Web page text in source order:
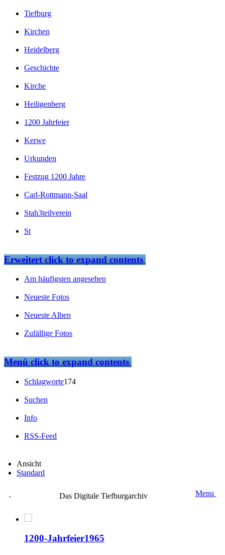
Tiefburg
Kirchen
Heidelberg
Geschichte
Kirche
Heiligenberg
1200 Jahrfeier
Kerwe
Urkunden
Festzug 1200 Jahre
Carl-Rottmann-Saal
Stah3teilverein
St
Erweitertclick to expand contents
Am häufigsten angesehen
Neueste Fotos
Neueste Alben
Zufällige Fotos
Menüclick to expand contents
Schlagworte174
Suchen
Info
RSS-Feed
Ansicht
Standard
Das Digitale Tiefburgarchiv Menu
1200-Jahrfeier1965